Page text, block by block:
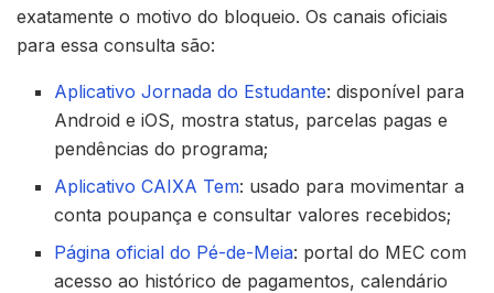
exatamente o motivo do bloqueio. Os canais oficiais
para essa consulta são:
Aplicativo Jornada do Estudante: disponível para
Android e iOS, mostra status, parcelas pagas e
pendências do programa;
Aplicativo CAIXA Tem: usado para movimentar a
conta poupança e consultar valores recebidos;
Página oficial do Pé-de-Meia: portal do MEC com
acesso ao histórico de pagamentos, calendário